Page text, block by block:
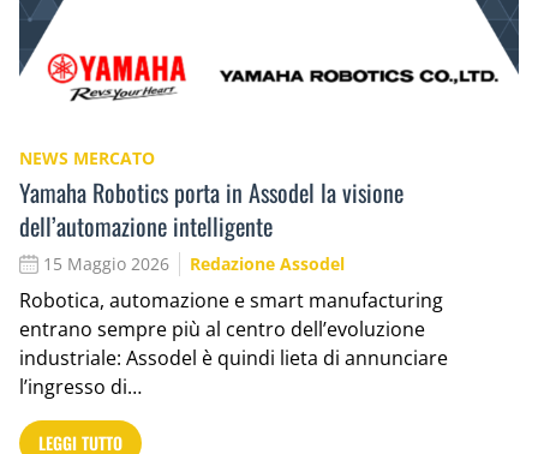
NEWS MERCATO
Yamaha Robotics porta in Assodel la visione
dell’automazione intelligente
15 Maggio 2026 Redazione Assodel
Robotica, automazione e smart manufacturing
entrano sempre più al centro dell’evoluzione
industriale: Assodel è quindi lieta di annunciare
l’ingresso di…
LEGGI TUTTO